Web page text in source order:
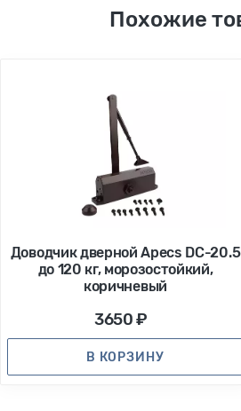
Похожие
Доводчик дверной Apecs DC-20.5
до 120 кг, морозостойкий,
коричневый
3650 ₽
В КОРЗИНУ